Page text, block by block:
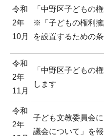
令和
2年
10月
「中野区子どもの
※「子どもの権利
を設置するための
令和
2年
11月
「中野区子どもの
します
令和
2年
子ども文教委員会
議会について」を